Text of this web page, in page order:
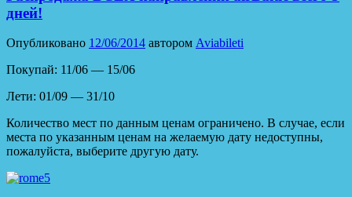
дней!
Опубликовано 12/06/2014 автором Aviabileti
Покупай: 11/06 — 15/06
Лети: 01/09 — 31/10
Количество мест по данным ценам ограничено. В случае, если
места по указанным ценам на желаемую дату недоступны,
пожалуйста, выберите другую дату.